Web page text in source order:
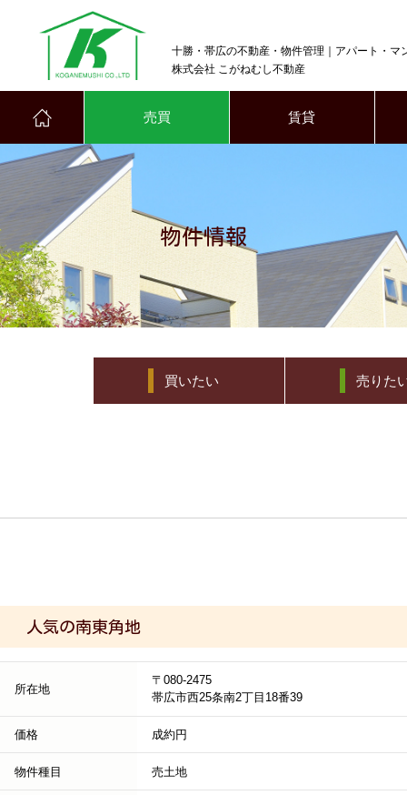
十勝・帯広の不動産・物件管理｜アパート・マ
株式会社 こがねむし不動産
売買 賃貸
物件情報
買いたい 売りた
人気の南東角地
所在地
〒080-2475
帯広市西25条南2丁目18番39
価格 成約円
物件種目 売土地